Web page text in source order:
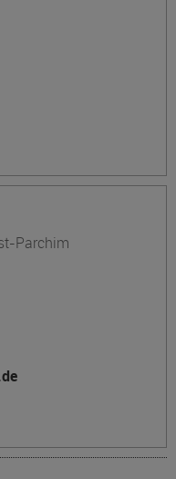
Parchim